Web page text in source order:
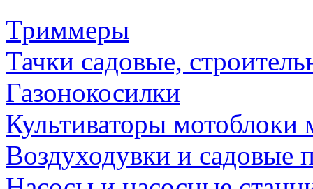
Триммеры
Тачки садовые,
Газонокосилки
Культиваторы мотоблоки
Воздуходувки и садовые